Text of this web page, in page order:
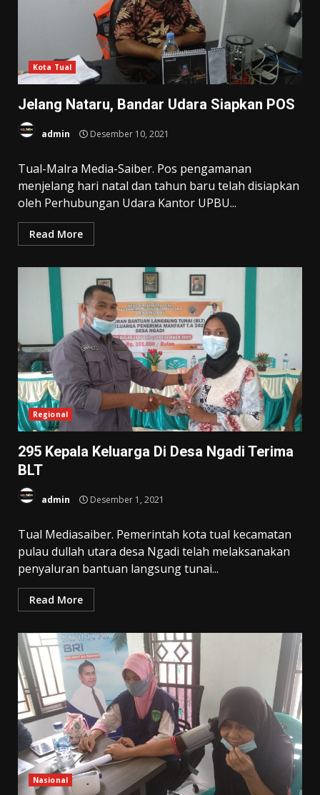
Kota Tual
Jelang Nataru, Bandar Udara Siapkan POS
admin Desember 10, 2021
Tual-Malra Media-Saiber. Pos pengamanan
menjelang hari natal dan tahun baru telah disiapkan
oleh Perhubungan Udara Kantor UPBU...
Read More
Regional
295 Kepala Keluarga Di Desa Ngadi Terima
BLT
admin Desember 1, 2021
Tual Mediasaiber. Pemerintah kota tual kecamatan
pulau dullah utara desa Ngadi telah melaksanakan
penyaluran bantuan langsung tunai...
Read More
Nasional